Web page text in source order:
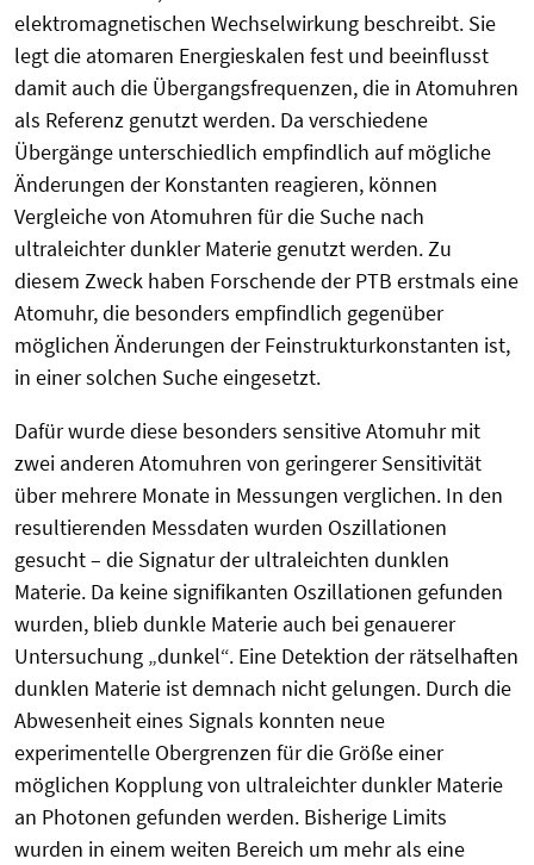
elektromagnetischen Wechselwirkung beschreibt. Sie
legt die atomaren Energieskalen fest und beeinflusst
damit auch die Übergangsfrequenzen, die in Atomuhren
als Referenz genutzt werden. Da verschiedene
Übergänge unterschiedlich empfindlich auf mögliche
Änderungen der Konstanten reagieren, können
Vergleiche von Atomuhren für die Suche nach
ultraleichter dunkler Materie genutzt werden. Zu
diesem Zweck haben Forschende der PTB erstmals eine
Atomuhr, die besonders empfindlich gegenüber
möglichen Änderungen der Feinstrukturkonstanten ist,
in einer solchen Suche eingesetzt.
Dafür wurde diese besonders sensitive Atomuhr mit
zwei anderen Atomuhren von geringerer Sensitivität
über mehrere Monate in Messungen verglichen. In den
resultierenden Messdaten wurden Oszillationen
gesucht – die Signatur der ultraleichten dunklen
Materie. Da keine signifikanten Oszillationen gefunden
wurden, blieb dunkle Materie auch bei genauerer
Untersuchung „dunkel“. Eine Detektion der rätselhaften
dunklen Materie ist demnach nicht gelungen. Durch die
Abwesenheit eines Signals konnten neue
experimentelle Obergrenzen für die Größe einer
möglichen Kopplung von ultraleichter dunkler Materie
an Photonen gefunden werden. Bisherige Limits
wurden in einem weiten Bereich um mehr als eine